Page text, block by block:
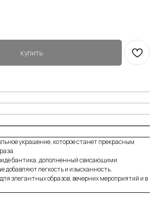
купить
украшение, которое станет прекрасным
бантика, дополненный свисающими
добавляют легкость и изысканность.
элегантных образов, вечерних мероприятий и в